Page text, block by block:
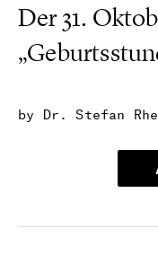
Der 31.
by Dr. Stefan